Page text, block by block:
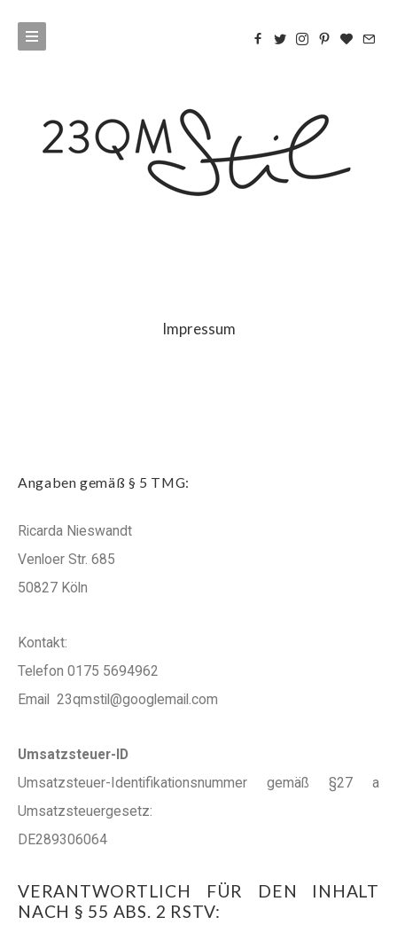
Impressum
Angaben gemäß § 5 TMG:
Ricarda Nieswandt
Venloer Str. 685
50827 Köln
Kontakt:
Telefon 0175 5694962
Email 23qmstil@googlemail.com
Umsatzsteuer-ID
Umsatzsteuer-Identifikationsnummer gemäß §27 a
Umsatzsteuergesetz:
DE289306064
VERANTWORTLICH FÜR DEN INHALT
NACH § 55 ABS. 2 RSTV: